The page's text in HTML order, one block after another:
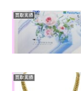
買取実績
買取実績